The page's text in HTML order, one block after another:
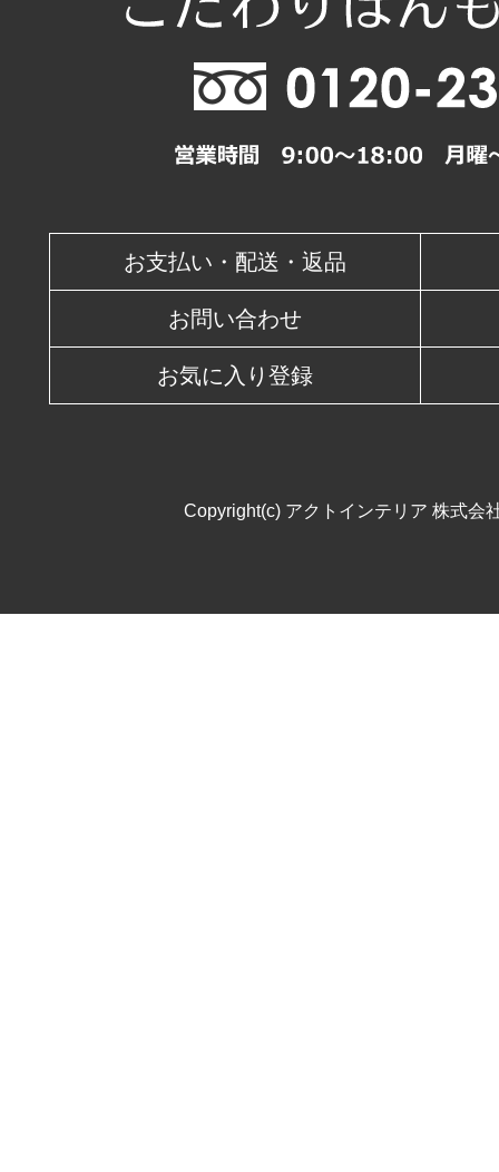
12 13 14 15
25 26 27 29
お支払い・配送・返品
お問い合わせ
お気に入り登録
Copyright(c) アクトインテリア 株式会